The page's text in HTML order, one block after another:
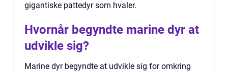
gigantiske pattedyr som hvaler.
Hvornår begyndte marine dyr at
udvikle sig?
Marine dyr begyndte at udvikle sig for omkring